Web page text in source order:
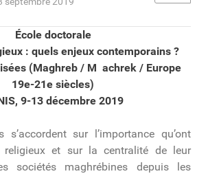
École doctorale
: quels enjeux contemporains ?
(Maghreb / M achrek / Europe
19e-21e siècles)
9-13 décembre 2019
s’accordent sur l’importance qu’ont
et sur la centralité de leur
sociétés maghrébines depuis les